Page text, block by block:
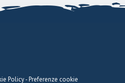
Policy-Preferenze cookie